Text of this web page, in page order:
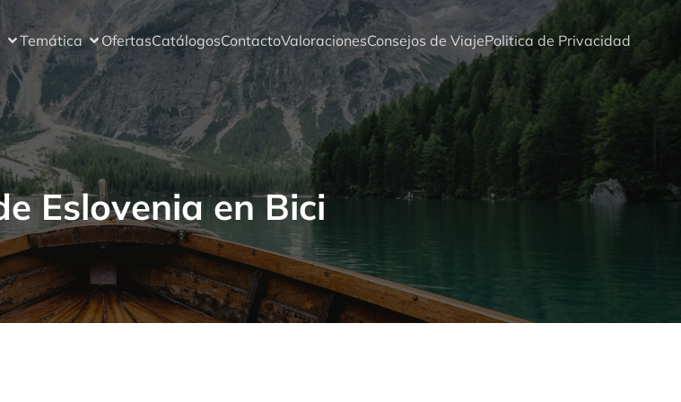
Temática OfertasCatálogosContactoValoracionesConsejos de ViajePolitica de Privacidad
Eslovenia en Bici